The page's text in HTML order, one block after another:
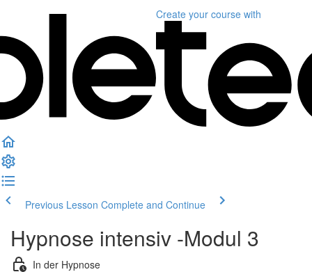
Create your course with
Previous Lesson Complete and Continue
Hypnose intensiv -Modul 3
In der Hypnose